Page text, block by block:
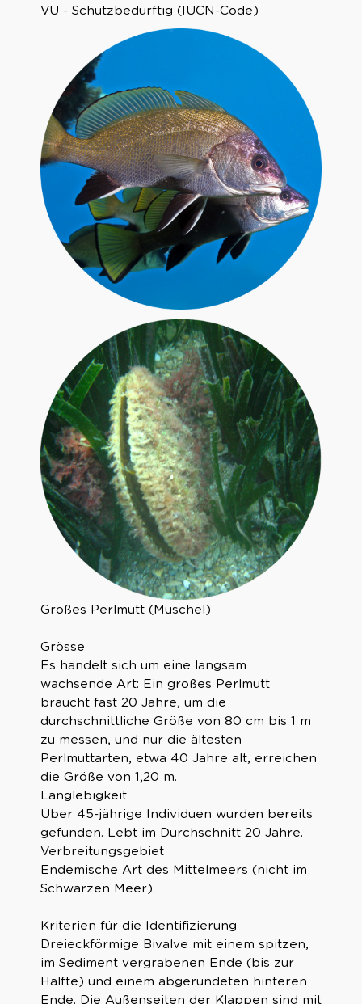
VU - Schutzbedürftig (IUCN-Code)
Großes Perlmutt (Muschel)
Grösse
Es handelt sich um eine langsam
wachsende Art: Ein großes Perlmutt
braucht fast 20 Jahre, um die
durchschnittliche Größe von 80 cm bis 1 m
zu messen, und nur die ältesten
Perlmuttarten, etwa 40 Jahre alt, erreichen
die Größe von 1,20 m.
Langlebigkeit
Über 45-jährige Individuen wurden bereits
gefunden. Lebt im Durchschnitt 20 Jahre.
Verbreitungsgebiet
Endemische Art des Mittelmeers (nicht im
Schwarzen Meer).
Kriterien für die Identifizierung
Dreieckförmige Bivalve mit einem spitzen,
im Sediment vergrabenen Ende (bis zur
Hälfte) und einem abgerundeten hinteren
Ende. Die Außenseiten der Klappen sind mit